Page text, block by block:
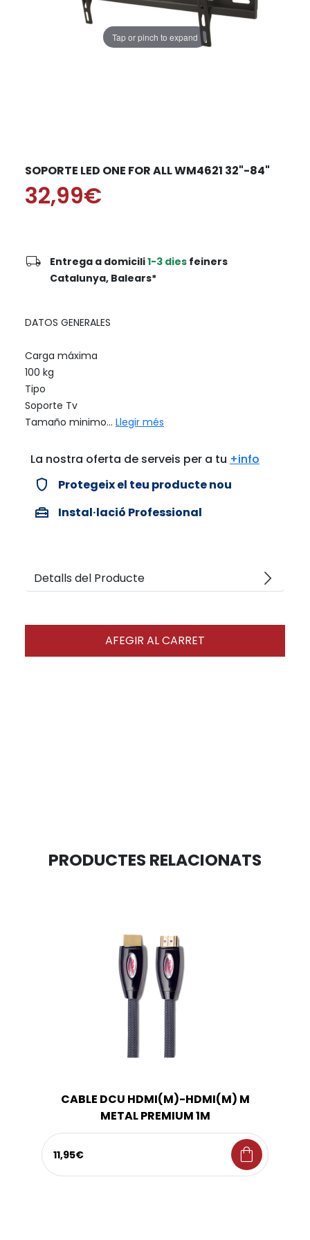
Tap or pinch to expand
SOPORTE LED ONE FOR ALL WM4621 32"-84"
32,99€
local_shipping Entrega a domicili1-3 dies feiners
Catalunya, Balears*
DATOS GENERALES
Carga máxima
100 kg
Tipo
Soporte Tv
Tamaño minimo... Llegir més
La nostra oferta de serveis per a tu +info
verified_user Protegeix el teu producte nou
home_repair_service Instal·lació Professional
Detalls del Producte arrow_forward_ios
AFEGIR AL CARRET
PRODUCTES RELACIONATS
CABLE DCU HDMI(M)-HDMI(M) M
METAL PREMIUM 1M
11,95€ shopping_bag